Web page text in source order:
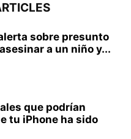
sobre presunto
a un niño y...
que podrían
tu iPhone ha sido